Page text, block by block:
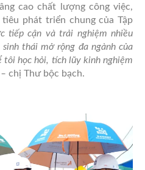
cao chất lượng công việc,
phát triển chung của Tập
tiếp cận và trải nghiệm nhiều
thái mở rộng đa ngành của
tôi học hỏi, tích lũy kinh nghiệm
chị Thư bộc bạch.